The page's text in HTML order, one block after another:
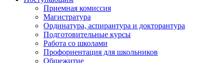
Приемная комиссия
Магистратура
Ординатура, аспирантура и докторантура
Подготовительные курсы
Работа со школами
Профориентация для школьников
Общежитие